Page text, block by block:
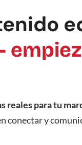
reales para tu
conectar y